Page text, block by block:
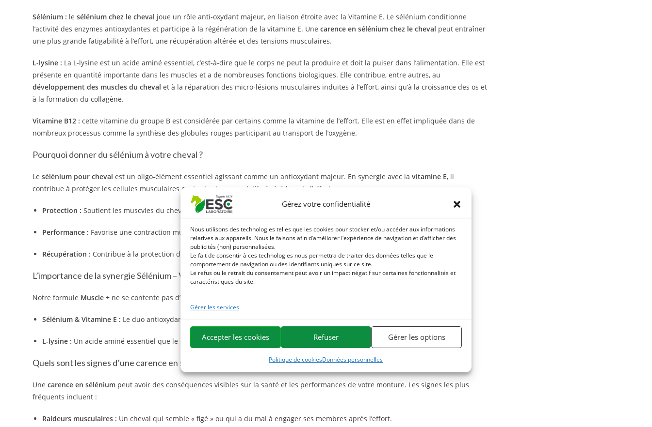
Gérez votre confidentialité
Nous utilisons des technologies telles que les cookies pour stocker et/ou accéder aux informations
relatives aux appareils. Nous le faisons afin d’améliorer l’expérience de navigation et d’afficher des
publicités (non) personnalisées.
Le fait de consentir à ces technologies nous permettra de traiter des données telles que le
comportement de navigation ou des identifiants uniques sur ce site.
Le refus ou le retrait du consentement peut avoir un impact négatif sur certaines fonctionnalités et
caractéristiques du site.
Gérer les services
Accepter les cookies Refuser Gérer les options
Politique de cookiesDonnées personnelles
Sélénium : lesélénium chez le cheval joue un rôle anti-oxydant majeur, en liaison étroite avec la Vitamine E. Le sélénium conditionne
l’activité des enzymes antioxydantes et participe à la régénération de la vitamine E. Unecarence en sélénium chez le cheval peut entraîner
une plus grande fatigabilité à l’effort, une récupération altérée et des tensions musculaires.
L-lysine : La L-lysine est un acide aminé essentiel, c’est-à-dire que le corps ne peut la produire et doit la puiser dans l’alimentation. Elle est
présente en quantité importante dans les muscles et a de nombreuses fonctions biologiques. Elle contribue, entre autres, au
développement des muscles du cheval et à la réparation des micro-lésions musculaires induites à l’effort, ainsi qu’à la croissance des os et
à la formation du collagène.
Vitamine B12 : cette vitamine du groupe B est considérée par certains comme la vitamine de l’effort. Elle est en effet impliquée dans de
nombreux processus comme la synthèse des globules rouges participant au transport de l’oxygène.
Pourquoi donner du sélénium à votre cheval ?
Lesélénium pour cheval est un oligo-élément essentiel agissant comme un antioxydant majeur. En synergie avec lavitamine E, il
contribue à protéger les cellules musculaires contre le stress oxydatif généré lors de l’effort.
Protection : Soutient les muscvles du cheval en cas de raideurs ou coups de sang (myosite).
Performance : Favorise une contraction musculaire optimale.
Récupération : Contribue à la protection des cellules musculaires après l’effort.
L’importance de la synergie Sélénium – Vitamine E – Lysine
Notre formule Muscle+ ne se contente pas d’apporter du sélénium.
Sélénium & Vitamine E : Le duo antioxydant de référence.
L-lysine : Un acide aminé essentiel que le cheval ne peut pas synthétiser, indispensable à la fabrication de la fibre musculaire.
Quels sont les signes d’une carence en sélénium chez le cheval ?
Unecarence en sélénium peut avoir des conséquences visibles sur la santé et les performances de votre monture. Les signes les plus
fréquents incluent :
Raideurs musculaires : Un cheval qui semble « figé » ou qui a du mal à engager ses membres après l’effort.